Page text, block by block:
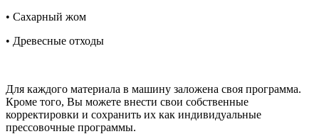
• Сахарный жом
• Древесные отходы
Для каждого материала в машину заложена своя программа.
Кроме того, Вы можете внести свои собственные
корректировки и сохранить их как индивидуальные
прессовочные программы.